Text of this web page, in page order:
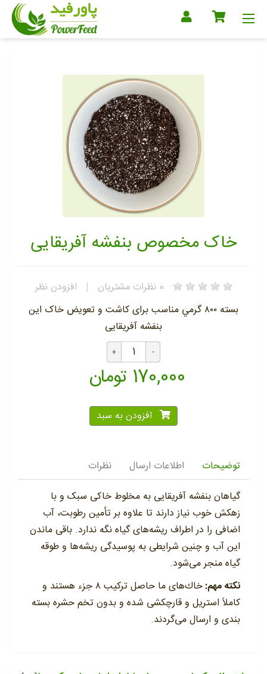
خاک مخصوص بنفشه آفریقایی
0 نظرات مشتریان | افزودن نظر
بسته ٨٠٠ گرمي مناسب برای کاشت و تعویض خاک این
بنفشه آفریقایی
170,000 تومان
افزودن به سبد
توضیحات اطلاعات ارسال
نظرات
گیاهان بنفشه آفریقایی به مخلوط خاکی سبک و با
زهکش خوب نیاز دارند تا علاوه بر تأمین رطوبت، آب
اضافی را در اطراف ریشه‌های گیاه نگه ندارد. باقی ماندن
این آب و چنین شرایطی به پوسیدگی ریشه‌ها و طوقه
گیاه منجر می‌شود.
نکته مهم:
خاك‌های ما حاصل تركیب ٨ جزء هستند و
كاملاً استریل و قارچكشی شده و بدون تخم حشره بسته
بندی و ارسال می‌گردند.